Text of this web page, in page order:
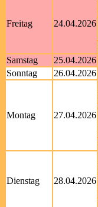
Freitag 24.04.2026
Samstag
25.04.2026
Sonntag
26.04.2026
Montag 27.04.2026
Dienstag 28.04.2026